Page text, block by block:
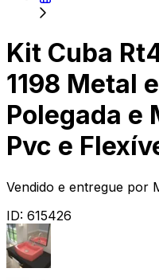
Kit Cuba
1198 Metal
Polegada e
Pvc e
Vendido e entregue por
ID: 615426